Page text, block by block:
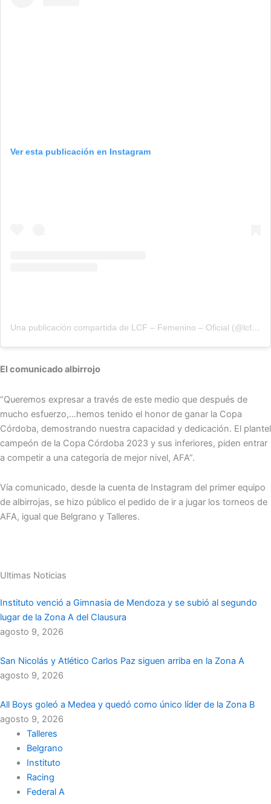
Ver esta publicación en Instagram
Una publicación compartida de LCF – Femenino – Oficial (@lcf_femenino_oficial)
El comunicado albirrojo
“Queremos expresar a través de este medio que después de
mucho esfuerzo,…hemos tenido el honor de ganar la Copa
Córdoba, demostrando nuestra capacidad y dedicación. El plantel
campeón de la Copa Córdoba 2023 y sus inferiores, piden entrar
a competir a una categoría de mejor nivel, AFA”.
Vía comunicado, desde la cuenta de Instagram del primer equipo
de albirrojas, se hizo público el pedido de ir a jugar los torneos de
AFA, igual que Belgrano y Talleres.
Ultimas Noticias
Instituto venció a Gimnasia de Mendoza y se subió al segundo
lugar de la Zona A del Clausura
agosto 9, 2026
San Nicolás y Atlético Carlos Paz siguen arriba en la Zona A
agosto 9, 2026
All Boys goleó a Medea y quedó como único líder de la Zona B
agosto 9, 2026
Talleres
Belgrano
Instituto
Racing
Federal A